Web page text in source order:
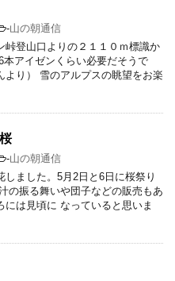
-山の朝通信
登山口よりの２１１０ｍ標識か
本アイゼンくらい必要だそうで
より） 雪のアルプスの眺望をお楽
-山の朝通信
しました。5月2日と6日に桜祭り
の振る舞いや団子などの販売もあ
には見頃に なっていると思いま